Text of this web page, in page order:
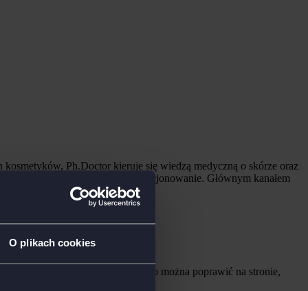
O plikach cookies
Ph.Doctor kieruje się wiedzą medyczną o skórze oraz
i zapewniają jej zdrowe funkcjonowanie. Głównym kanałem
zespół dyskutował co można poprawić na stronie,
wydawały im się dobre.